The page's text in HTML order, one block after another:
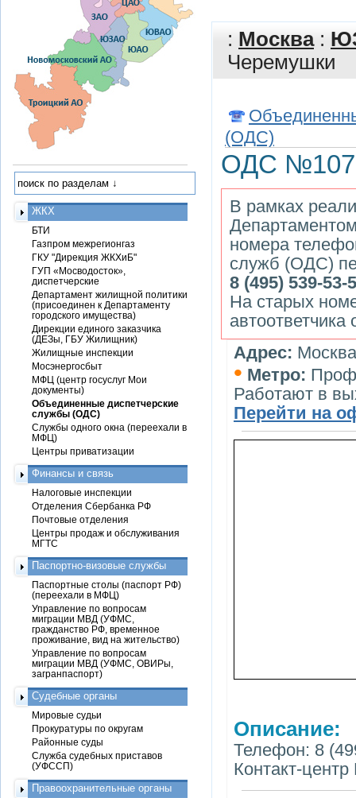
: Москва:
Черемушки
(ОДС)
ОДС
В рамках
номера
служб (ОДС)
8 (495) 539-53-
На старых
Адрес:
• Метро:
Работают в
Перейти на
Описание:
Телефон: 8
Контакт-
ЖКХ
БТИ
Газпром межрегионгаз
ГКУ "Дирекция ЖКХиБ"
ГУП «Мосводосток»,
диспетчерские
Департамент жилищной политики
(присоединен к Департаменту
городского имущества)
Дирекции единого заказчика
(ДЕЗы, ГБУ Жилищник)
Жилищные инспекции
Мосэнергосбыт
МФЦ (центр госуслуг Мои
документы)
Объединенные диспетчерские
службы (ОДС)
Службы одного окна (переехали в
МФЦ)
Центры приватизации
Финансы и связь
Налоговые инспекции
Отделения Сбербанка РФ
Почтовые отделения
Центры продаж и обслуживания
МГТС
Паспортно-визовые службы
Паспортные столы (паспорт РФ)
(переехали в МФЦ)
Управление по вопросам
миграции МВД (УФМС,
гражданство РФ, временное
проживание, вид на жительство)
Управление по вопросам
миграции МВД (УФМС, ОВИРы,
загранпаспорт)
Судебные органы
Мировые судьи
Прокуратуры по округам
Районные суды
Служба судебных приставов
(УФССП)
Правоохранительные органы